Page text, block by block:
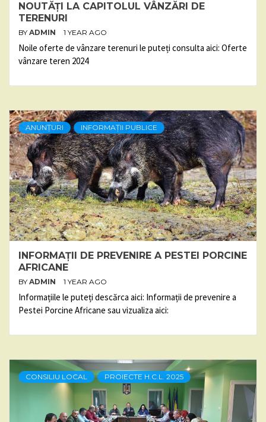
NOUTĂȚI LA CAPITOLUL VÂNZĂRI DE
TERENURI
BY ADMIN 1 YEAR AGO
Noile oferte de vânzare terenuri le puteți consulta aici: Oferte
vânzare teren 2024
ANUNȚURI INFORMAȚII PUBLICE
INFORMAȚII DE PREVENIRE A PESTEI PORCINE
AFRICANE
BY ADMIN 1 YEAR AGO
Informațiile le puteți descărca aici: Informații de prevenire a
Pestei Porcine Africane sau vizualiza aici:
CONSILIU LOCAL PROIECTE H.C.L. 2025